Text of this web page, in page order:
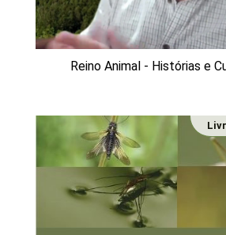
Reino Animal - Histórias e